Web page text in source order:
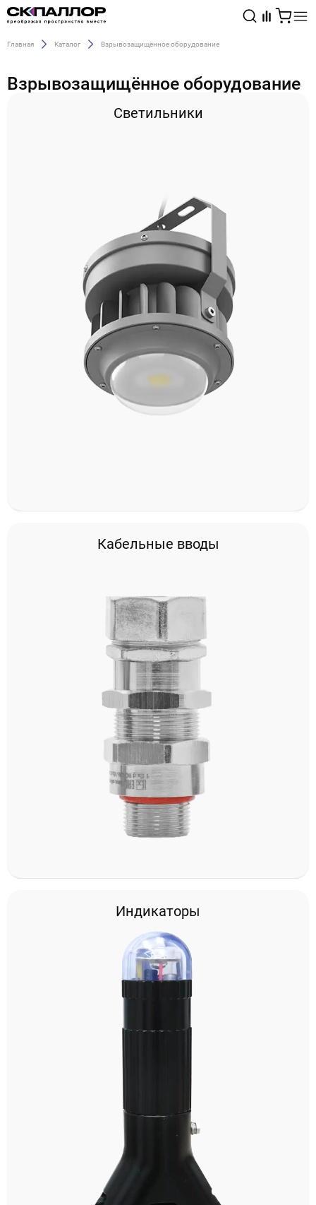
Кастомизация оборудования/Индивидуальные
Главная Каталог Взрывозащищённое оборудование
Взрывозащищённое оборудование
Светильники
Кабельные вводы
Индикаторы